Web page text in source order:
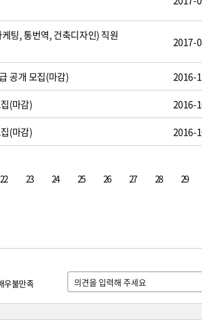
팅, 통번역, 건축디자인) 직원
2017-
공개 모집(마감) 2016-
(마감) 2016-
(마감) 2016-
22 23 24 25 26 27 28 29
우불만족